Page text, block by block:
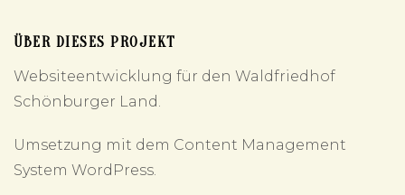
ÜBER DIESES PROJEKT
Websiteentwicklung für den Waldfriedhof
Schönburger Land.
Umsetzung mit dem Content Management
System WordPress.